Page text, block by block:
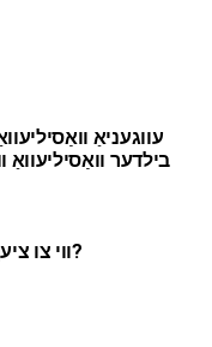
עווגעניאַ
בילדער וואַסיליעוואַ
ווי צו ציען אַ בלייַער פאָכן פאַסעס?